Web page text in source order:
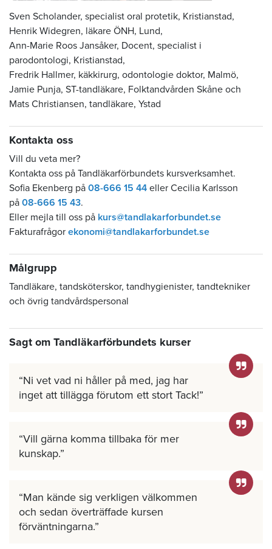
Sven Scholander, specialist oral protetik, Kristianstad,
Henrik Widegren, läkare ÖNH, Lund,
Ann-Marie Roos Jansåker, Docent, specialist i
parodontologi, Kristianstad,
Fredrik Hallmer, käkkirurg, odontologie doktor, Malmö,
Jamie Punja, ST-tandläkare, Folktandvården Skåne och
Mats Christiansen, tandläkare, Ystad
Kontakta oss
Vill du veta mer?
Kontakta oss på Tandläkarförbundets kursverksamhet.
Sofia Ekenberg på 08-666 15 44 eller Cecilia Karlsson
på 08-666 15 43.
Eller mejla till oss på kurs@tandlakarforbundet.se
Fakturafrågor ekonomi@tandlakarforbundet.se
Målgrupp
Tandläkare, tandsköterskor, tandhygienister, tandtekniker
och övrig tandvårdspersonal
Sagt om Tandläkarförbundets kurser
Ni vet vad ni håller på med, jag har
inget att tillägga förutom ett stort Tack!
Vill gärna komma tillbaka för mer
kunskap.
Man kände sig verkligen välkommen
och sedan överträffade kursen
förväntningarna.